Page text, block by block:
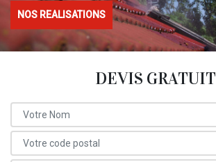
NOS REALISATIONS
DEVIS GRATUIT